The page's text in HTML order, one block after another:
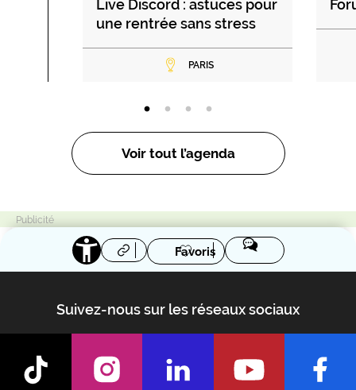
Live Discord : astuces pour
une rentrée sans stress
PARIS
Voir tout l’agenda
Favoris
Suivez-nous sur les réseaux sociaux